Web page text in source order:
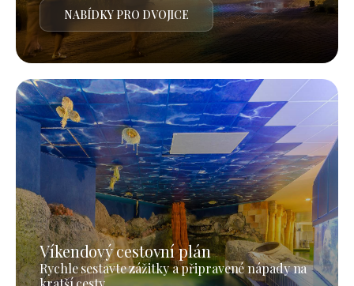
NABÍDKY PRO DVOJICE
Víkendový cestovní plán
Rychle sestavte zážitky a připravené nápady na